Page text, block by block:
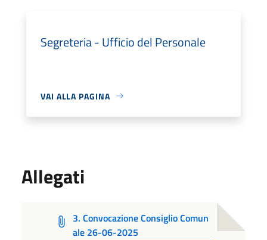
Segreteria - Ufficio del Personale
VAI ALLA PAGINA
Allegati
3. Convocazione Consiglio Comun
ale 26-06-2025